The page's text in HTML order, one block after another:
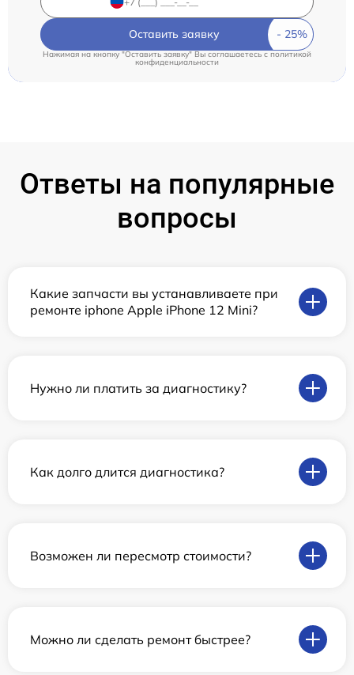
Оставить заявку
Нажимая на кнопку "Оставить заявку" Вы соглашаетесь cполитикой
конфиденциальности
Ответы на популярные
вопросы
Какие запчасти вы устанавливаете при
ремонте iphone Apple iPhone 12 Mini?
Нужно ли платить за диагностику?
Как долго длится диагностика?
Возможен ли пересмотр стоимости?
Можно ли сделать ремонт быстрее?